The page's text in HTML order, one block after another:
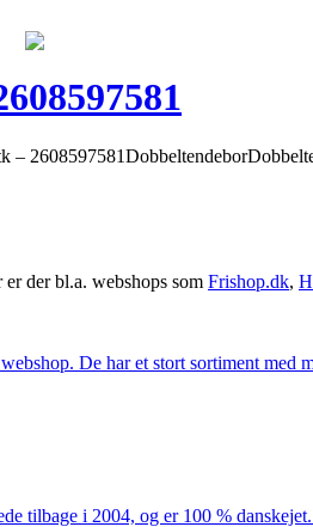
der bl.a. webshops som Frishop.dk,
De har et stort sortiment med
tilbage i 2004, og er 100 %